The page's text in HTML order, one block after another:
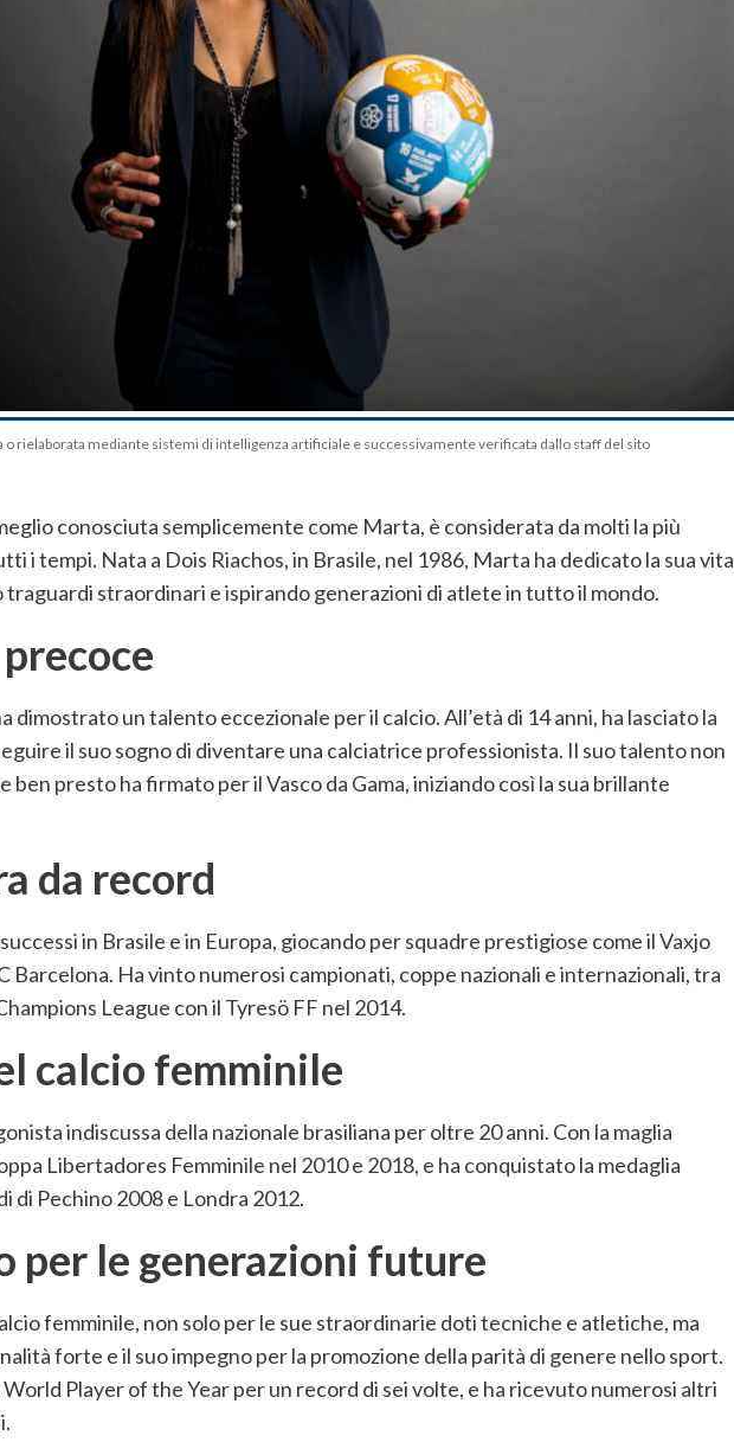
o rielaborata mediante sistemi di intelligenza artificiale e successivamente verificata dallo staff del sito
conosciuta semplicemente come Marta, è considerata da molti la più
i tempi. Nata a Dois Riachos, in Brasile, nel 1986, Marta ha dedicato la sua vita
traguardi straordinari e ispirando generazioni di atlete in tutto il mondo.
dimostrato un talento eccezionale per il calcio. All’età di 14 anni, ha lasciato la
il suo sogno di diventare una calciatrice professionista. Il suo talento non
ben presto ha firmato per il Vasco da Gama, iniziando così la sua brillante
da record
in Brasile e in Europa, giocando per squadre prestigiose come il Vaxjo
Barcelona. Ha vinto numerosi campionati, coppe nazionali e internazionali, tra
League con il Tyresö FF nel 2014.
calcio femminile
indiscussa della nazionale brasiliana per oltre 20 anni. Con la maglia
Libertadores Femminile nel 2010 e 2018, e ha conquistato la medaglia
di Pechino 2008 e Londra 2012.
per le generazioni future
femminile, non solo per le sue straordinarie doti tecniche e atletiche, ma
forte e il suo impegno per la promozione della parità di genere nello sport.
Player of the Year per un record di sei volte, e ha ricevuto numerosi altri